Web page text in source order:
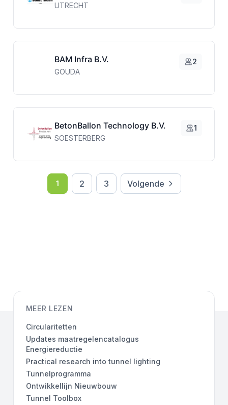
UTRECHT
BAM Infra B.V.
GOUDA
2
BetonBallon Technology B.V.
SOESTERBERG
1
1 2 3 Volgende
MEER LEZEN
Circularitetten
Updates maatregelencatalogus
Energiereductie
Practical research into tunnel lighting
Tunnelprogramma
Ontwikkellijn Nieuwbouw
Tunnel Toolbox